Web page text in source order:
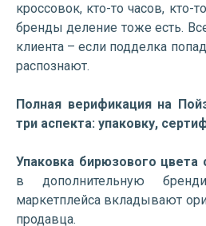
кроссовок, кто-то часов, кто-
бренды деление тоже есть.
клиента – если подделка
распознают.
Полная верификация на
три аспекта: упаковку,
Упаковка бирюзового цвета
в дополнительную
маркетплейса вкладывают
продавца.